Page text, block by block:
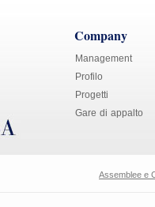
Company
Management
Profilo
Progetti
Gare di appalto
Assemblee e